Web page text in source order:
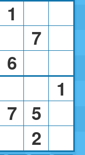
1
7
6
1
7
5
2